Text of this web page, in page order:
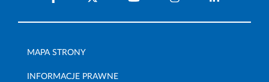
MAPA STRONY
INFORMACJE PRAWNE